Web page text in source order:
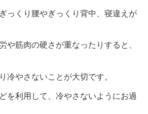
っくり腰やぎっくり背中、寝違えが
や筋肉の硬さが重なったりすると、
冷やさないことが大切です。
を利用して、冷やさないようにお過